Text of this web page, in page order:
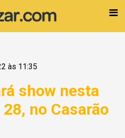
às 11:35
show nesta
no Casarão